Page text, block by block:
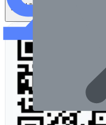
앱 설치하기